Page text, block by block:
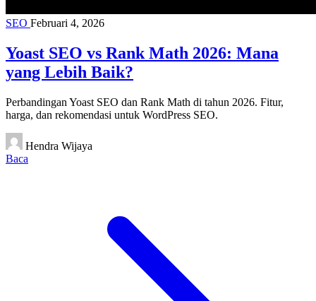
SEO Februari 4, 2026
Yoast SEO vs Rank Math 2026: Mana
yang Lebih Baik?
Perbandingan Yoast SEO dan Rank Math di tahun 2026. Fitur,
harga, dan rekomendasi untuk WordPress SEO.
Hendra Wijaya
Baca